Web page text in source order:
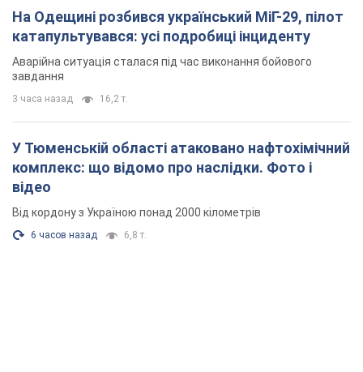
На Одещині розбився український МіГ-29, пілот
катапультувався: усі подробиці інциденту
Аварійна ситуація сталася під час виконання бойового
завдання
3 часа назад 16,2 т.
У Тюменській області атаковано нафтохімічний
комплекс: що відомо про наслідки. Фото і
відео
Від кордону з Україною понад 2000 кілометрів
6 часов назад 6,8 т.